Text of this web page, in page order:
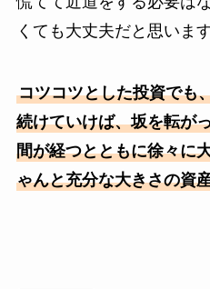
くても大丈夫だと思います
コツコツとした投資でも
続けていけば、坂を転が
間が経つとともに徐々に
ゃんと充分な大きさの資